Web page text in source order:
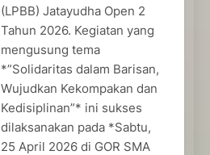
(LPBB) Jatayudha Open 2
Tahun 2026. Kegiatan yang
mengusung tema
*”Solidaritas dalam Barisan,
Wujudkan Kekompakan dan
Kedisiplinan”* ini sukses
dilaksanakan pada *Sabtu,
25 April 2026 di GOR SMA